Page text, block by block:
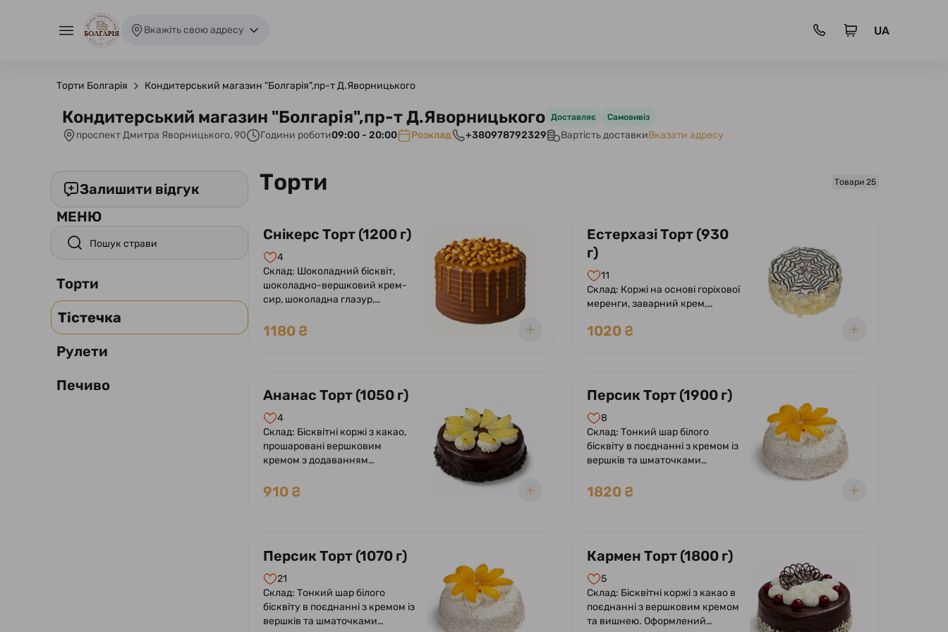
Вкажіть свою адресу UA
Торти Болгарія Кондитерський магазин "Болгарія",пр-т Д.Яворницького
Кондитерський магазин "Болгарія",пр-т Д.Яворницького Доставляє Самовивіз
проспект Дмитра Яворницького, 90 Години роботи09:00 - 20:00 Розклад +380978792329 Вартість доставкиВказати адресу
Залишити відгук
МЕНЮ
Торти
Тістечка
Рулети
Печиво
Торти Товари 25
Снікерс Торт (1200 г)
4
Склад: Шоколадний бісквіт,
шоколадно-вершковий крем-
сир, шоколадна глазур,
арахіс, нуга. Оформлений
1180 ₴
Естерхазі Торт (930
г)
11
Склад: Коржі на основі горіхової
меренги, заварний крем,
мигдалю.
1020 ₴
Ананас Торт (1050 г)
4
Склад: Бісквітні коржі з какао,
прошаровані вершковим
кремом з додаванням
Оформлений шоколадною
910 ₴
Персик Торт (1900 г)
8
Склад: Тонкий шар білого
бісквіту в поєднанні з кремом із
вершків та шматочками
ванільному суфле. Оформлений
1820 ₴
Персик Торт (1070 г)
21
Склад: Тонкий шар білого
бісквіту в поєднанні з кремом із
вершків та шматочками
Кармен Торт (1800 г)
5
Склад: Бісквітні коржі з какао в
поєднанні з вершковим кремом
та вишнею. Оформлений